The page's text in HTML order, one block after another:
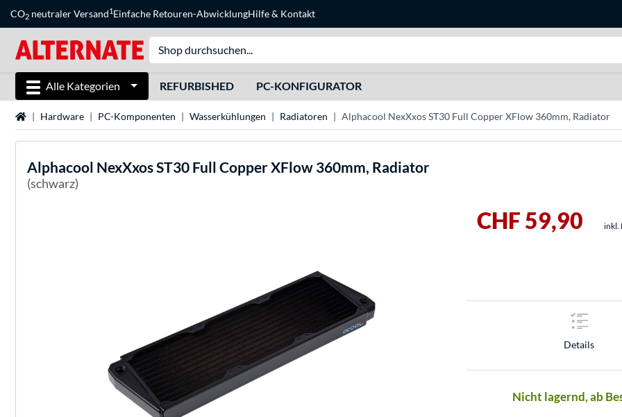
CO2 neutraler Versand1Einfache Retouren-AbwicklungHilfe& Kontakt
Alle Kategorien REFURBISHED PC-KONFIGURATOR
StartseiteHardware PC-Komponenten Wasserkühlungen Radiatoren Alphacool NexXxos ST30 Full Copper XFlow 360mm, Radiator
Alphacool NexXxos ST30 Full Copper XFlow 360mm, Radiator
(schwarz)
CHF 59,90 inkl.
Details
Nicht lagernd, ab